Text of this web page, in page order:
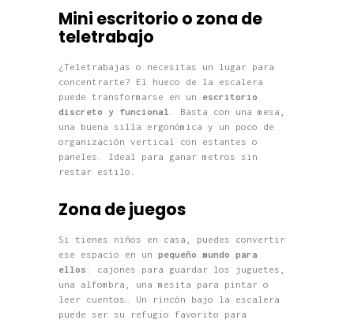
Mini escritorio o zona de
teletrabajo
¿Teletrabajas o necesitas un lugar para
concentrarte? El hueco de la escalera
puede transformarse en un escritorio
discreto y funcional
. Basta con una mesa,
una buena silla ergonómica y un poco de
organización vertical con estantes o
paneles. Ideal para ganar metros sin
restar estilo.
Zona de juegos
Si tienes niños en casa, puedes convertir
ese espacio en un pequeño mundo para
ellos : cajones para guardar los juguetes,
una alfombra, una mesita para pintar o
leer cuentos… Un rincón bajo la escalera
puede ser su refugio favorito para